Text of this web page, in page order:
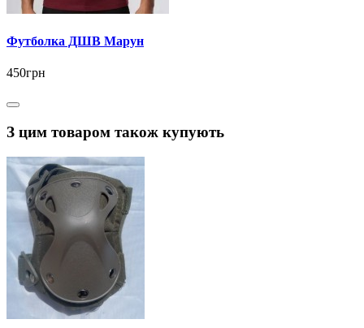
Футболка ДШВ Марун
450грн
З цим товаром також купують